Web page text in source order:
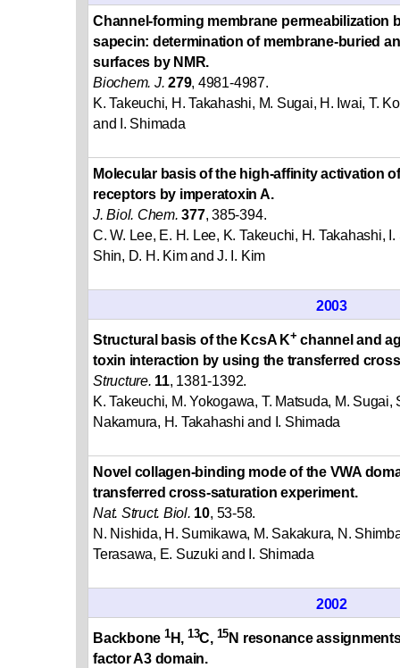
Channel-forming membrane permeabilization
sapecin: determination of membrane-buried
surfaces by NMR.
Biochem. J. 279, 4981-4987.
K. Takeuchi, H. Takahashi, M. Sugai, H. Iwai, T.
and I. Shimada
Molecular basis of the high-affinity activation
receptors by imperatoxin A.
J. Biol. Chem. 377, 385-394.
C. W. Lee, E. H. Lee, K. Takeuchi, H. Takahashi,
Shin, D. H. Kim and J. I. Kim
2003
Structural basis of the KcsA K+ channel and
toxin interaction by using the transferred
Structure. 11, 1381-1392.
K. Takeuchi, M. Yokogawa, T. Matsuda, M. Sugai,
Nakamura, H. Takahashi and I. Shimada
Novel collagen-binding mode of the VWA
transferred cross-saturation experiment.
Nat. Struct. Biol. 10, 53-58.
N. Nishida, H. Sumikawa, M. Sakakura, N.
Terasawa, E. Suzuki and I. Shimada
2002
Backbone 1H, 13C, 15 N resonance
factor A3 domain.